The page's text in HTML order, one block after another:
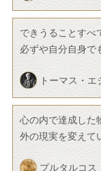
できうることすべ
必ずや自分自身で
トーマス・エ
心の内で達成した
外の現実を変えて
プルタルコス